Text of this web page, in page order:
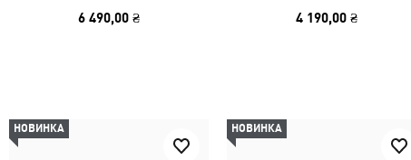
6 490,00 ₴ 4 190,00 ₴
НОВИНКА НОВИНКА